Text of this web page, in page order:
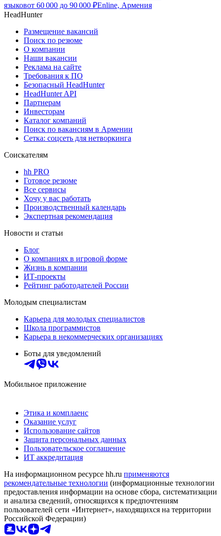
языковот 60 000 до 90 000 ₽Enline, Армения
HeadHunter
Размещение вакансий
Поиск по резюме
О компании
Наши вакансии
Реклама на сайте
Требования к ПО
Безопасный HeadHunter
HeadHunter API
Партнерам
Инвесторам
Каталог компаний
Поиск по вакансиям в Армении
Сетка: соцсеть для нетворкинга
Соискателям
hh PRO
Готовое резюме
Все сервисы
Хочу у вас работать
Производственный календарь
Экспертная рекомендация
Новости и статьи
Блог
О компаниях в игровой форме
Жизнь в компании
ИТ-проекты
Рейтинг работодателей России
Молодым специалистам
Карьера для молодых специалистов
Школа программистов
Карьера в некоммерческих организациях
Боты для уведомлений
Мобильное приложение
Этика и комплаенс
Оказание услуг
Использование сайтов
Защита персональных данных
Пользовательское соглашение
ИТ аккредитация
На информационном ресурсе hh.ru применяются
рекомендательные технологии (информационные технологии
предоставления информации на основе сбора, систематизации
и анализа сведений, относящихся к предпочтениям
пользователей сети «Интернет», находящихся на территории
Российской Федерации)